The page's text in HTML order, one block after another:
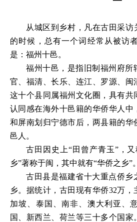
从城区到乡村，凡在古田采访
的时候，总有一个词经常从被访
是：福州十邑。
福州十邑，是指旧制福州府所
官、福清、长乐、连江、罗源、闽
这十个县同属福州文化圈，具有共
认同感在海外十邑籍的华侨华人中
和屏南划归宁德市后，两县籍的华
邑人。
古田因史上“田曾产青玉”，
乡”著称于闽，其中就有“华侨之乡”。
古田县是福建省十大重点侨乡
乡。据统计，古田现有华侨32万，
加坡、泰国、南非、澳大利亚、
国、新西兰、荷兰等三十多个国家